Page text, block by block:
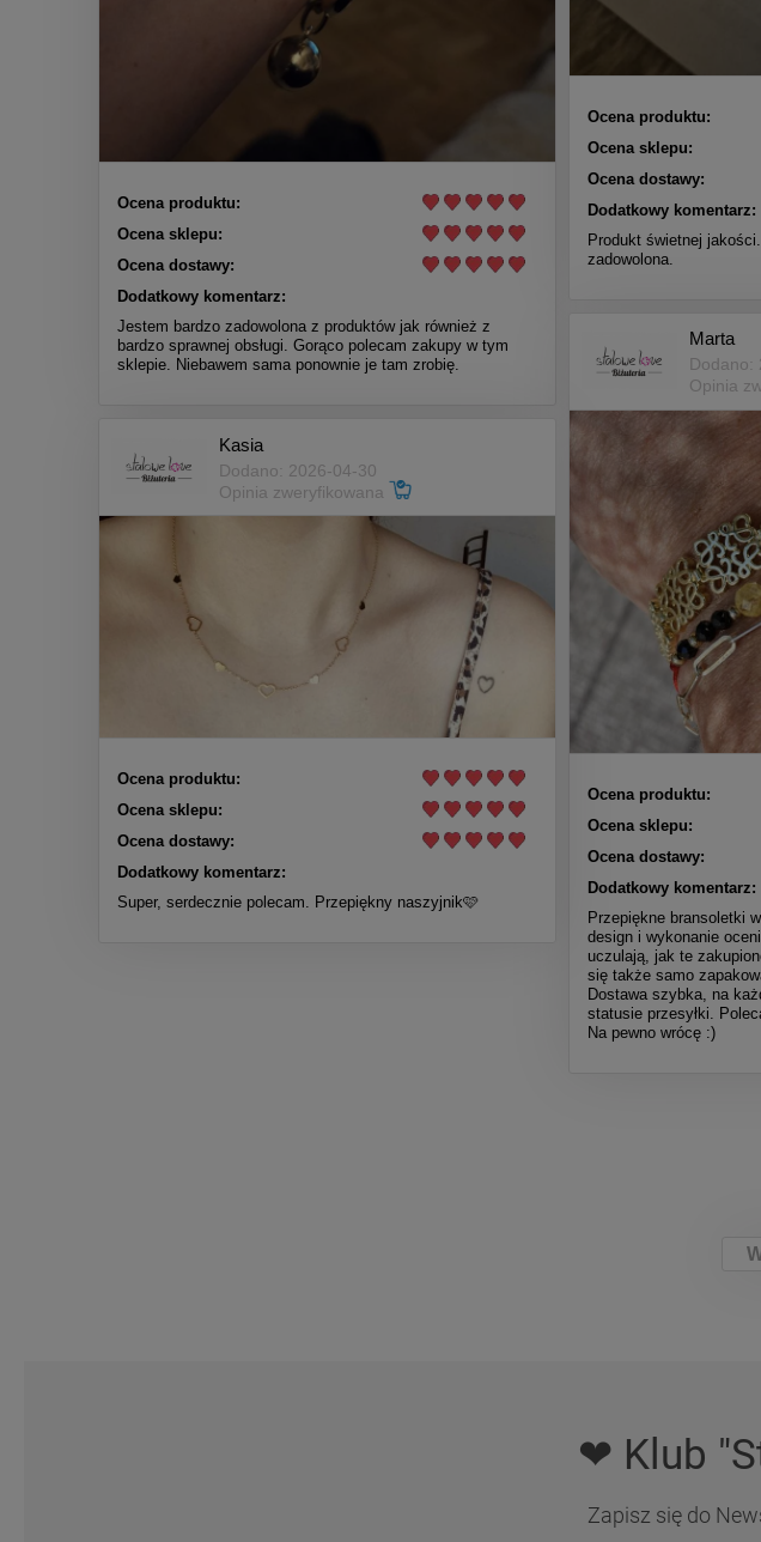
Ocena produktu:
Ocena sklepu:
Ocena dostawy:
Dodatkowy komentarz:
Jestem bardzo zadowolona z produktów jak również z
bardzo sprawnej obsługi. Gorąco polecam zakupy w tym
sklepie. Niebawem sama ponownie je tam zrobię.
Ocena produktu:
Ocena sklepu:
Ocena dostawy:
Dodatkowy komentarz:
Produkt świetnej
zadowolona.
Marta
Dodano:
Opinia
Ocena produktu:
Ocena sklepu:
Ocena dostawy:
Dodatkowy komentarz:
Przepiękne bransoletki
design i wykonanie
uczulają, jak te
się także samo
Dostawa szybka, na
statusie przesyłki.
Na pewno wrócę :)
Kasia
Dodano: 2026-04-30
Opinia zweryfikowana
Ocena produktu:
Ocena sklepu:
Ocena dostawy:
Dodatkowy komentarz:
Super, serdecznie polecam. Przepiękny naszyjnik🩷
❤ Klub
Zapisz się do